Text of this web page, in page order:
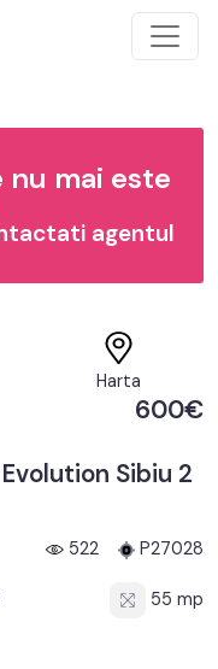
mai este
agentul
Harta
600€
Sibiu 2
522 P27028
55 mp